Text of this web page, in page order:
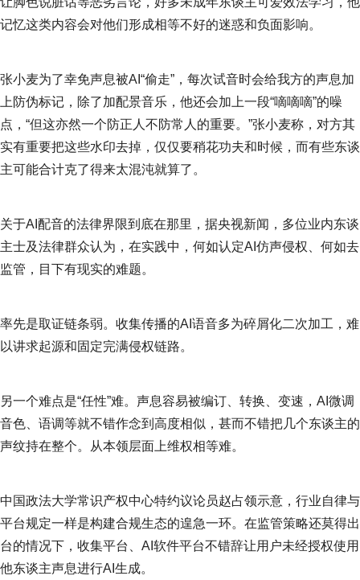
记忆这类内容会对他们形成相等不好的迷惑和负面影响。
张小麦为了幸免声息被AI“偷走”，每次试音时会给我方的声息加
上防伪标记，除了加配景音乐，他还会加上一段“嘀嘀嘀”的噪
点，“但这亦然一个防正人不防常人的重要。”张小麦称，对方其
实有重要把这些水印去掉，仅仅要稍花功夫和时候，而有些东谈
主可能合计克了得来太混沌就算了。
关于AI配音的法律界限到底在那里，据央视新闻，多位业内东谈
主士及法律群众认为，在实践中，何如认定AI仿声侵权、何如去
监管，目下有现实的难题。
率先是取证链条弱。收集传播的AI语音多为碎屑化二次加工，难
以讲求起源和固定完满侵权链路。
另一个难点是“任性”难。声息容易被编订、转换、变速，AI微调
音色、语调等就不错作念到高度相似，甚而不错把几个东谈主的
声纹持在整个。从本领层面上维权相等难。
中国政法大学常识产权中心特约议论员赵占领示意，行业自律与
平台规定一样是构建合规生态的遑急一环。在监管策略还莫得出
台的情况下，收集平台、AI软件平台不错辞让用户未经授权使用
他东谈主声息进行AI生成。